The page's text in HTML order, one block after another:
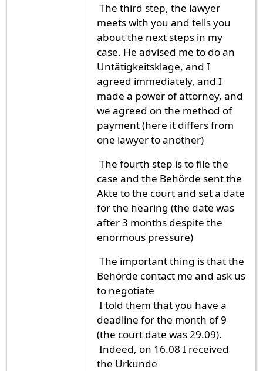
The third step, the lawyer
meets with you and tells you
about the next steps in my
case. He advised me to do an
Untätigkeitsklage, and I
agreed immediately, and I
made a power of attorney, and
we agreed on the method of
payment (here it differs from
one lawyer to another)
The fourth step is to file the
case and the Behörde sent the
Akte to the court and set a date
for the hearing (the date was
after 3 months despite the
enormous pressure)
The important thing is that the
Behörde contact me and ask us
to negotiate
I told them that you have a
deadline for the month of 9
(the court date was 29.09).
Indeed, on 16.08 I received
the Urkunde